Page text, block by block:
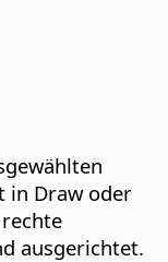
in Draw oder
ausgerichtet.